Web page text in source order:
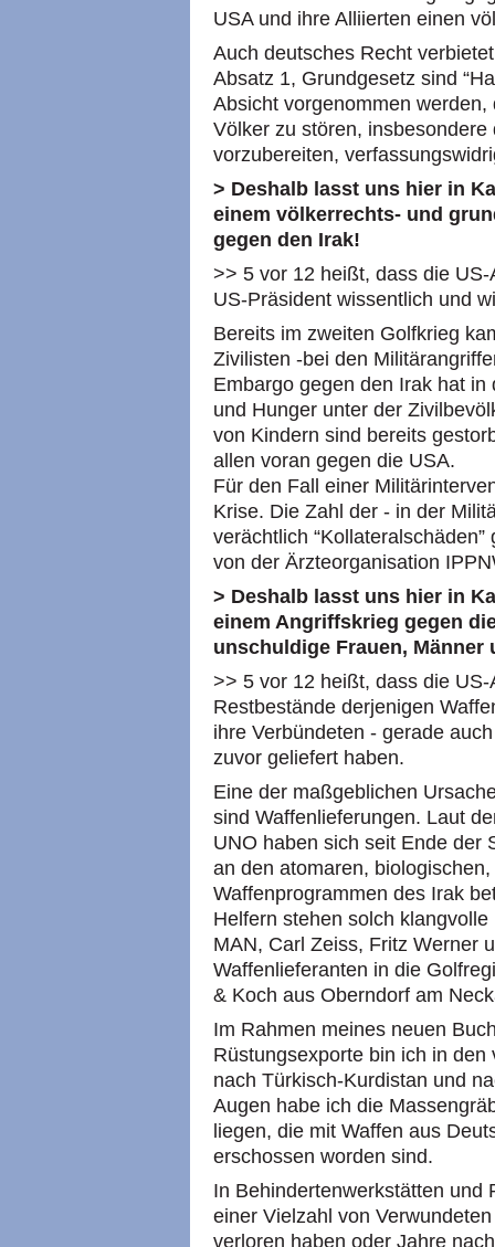
USA und ihre Alliierten einen
Auch deutsches Recht
Absatz 1, Grundgesetz sind
Absicht vorgenommen
Völker zu stören,
vorzubereiten,
> Deshalb lasst uns hier in
einem völkerrechts- und
gegen den Irak!
>> 5 vor 12 heißt, dass die
US-Präsident wissentlich und
Bereits im zweiten Golfkrieg
Zivilisten -bei den
Embargo gegen den Irak hat
und Hunger unter der
von Kindern sind bereits
allen voran gegen die USA.
Für den Fall einer
Krise. Die Zahl der - in der
verächtlich
von der Ärzteorganisation
> Deshalb lasst uns hier in
einem Angriffskrieg gegen
unschuldige Frauen,
>> 5 vor 12 heißt, dass die
Restbestände derjenigen
ihre Verbündeten - gerade
zuvor geliefert haben.
Eine der maßgeblichen
sind Waffenlieferungen. Laut
UNO haben sich seit Ende der
an den atomaren,
Waffenprogrammen des Irak
Helfern stehen solch
MAN, Carl Zeiss, Fritz Werner
Waffenlieferanten in die
& Koch aus Oberndorf am
Im Rahmen meines neuen
Rüstungsexporte bin ich in
nach Türkisch-Kurdistan und
Augen habe ich die
liegen, die mit Waffen aus
erschossen worden sind.
In Behindertenwerkstätten und
einer Vielzahl von
verloren haben oder Jahre